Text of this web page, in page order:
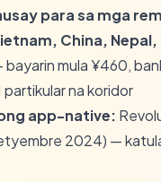
para sa mga
China,
bayarin mula ¥460,
partikular na koridor
app-native:
2024) —